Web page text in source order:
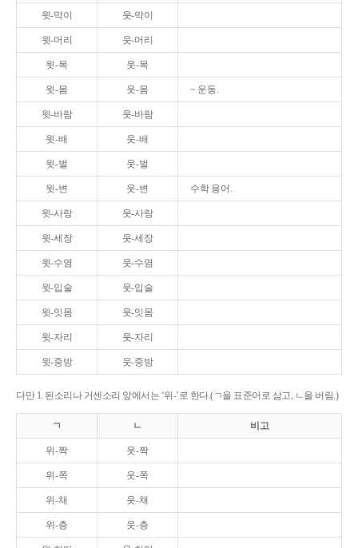
윗-막이 웃-막이
윗-머리 웃-머리
윗-목 웃-목
윗-몸 웃-몸 ~ 운동.
윗-바람 웃-바람
윗-배 웃-배
윗-벌 웃-벌
윗-변 웃-변 수학 용어.
윗-사랑 웃-사랑
윗-세장 웃-세장
윗-수염 웃-수염
윗-입술 웃-입술
윗-잇몸 웃-잇몸
윗-자리 웃-자리
윗-중방 웃-중방
다만 1. 된소리나 거센소리 앞에서는 ‘위-’로 한다.(ㄱ을 표준어로 삼고, ㄴ을 버림.)
ㄱ ㄴ 비고
위-짝 웃-짝
위-쪽 웃-쪽
위-채 웃-채
위-층 웃-층